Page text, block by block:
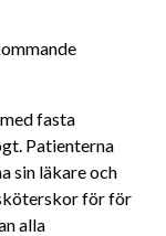
fasta
Patienterna
sin läkare och
för för
alla